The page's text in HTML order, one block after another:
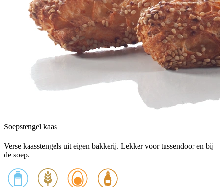
Soepstengel kaas
Verse kaasstengels uit eigen bakkerij. Lekker voor tussendoor en bij
de soep.